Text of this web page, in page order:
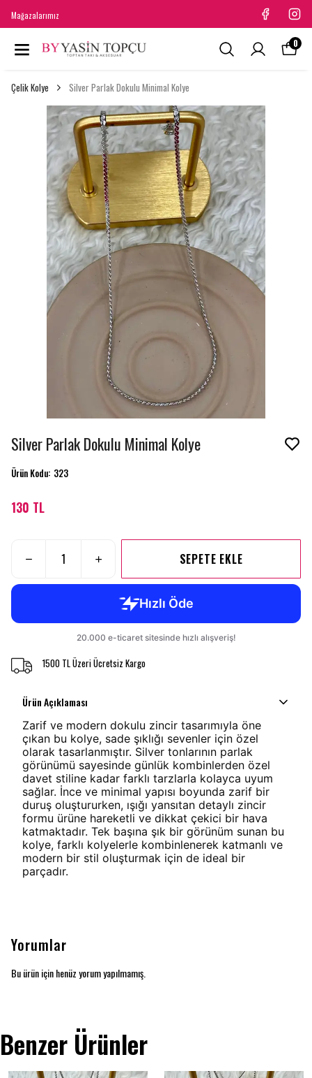
Mağazalarımız
0
Çelik Kolye Silver Parlak Dokulu Minimal Kolye
Silver Parlak Dokulu Minimal Kolye
Ürün Kodu: 323
130 TL
SEPETE EKLE
1500 TL Üzeri Ücretsiz Kargo
Ürün Açıklaması
Zarif ve modern dokulu zincir tasarımıyla öne
çıkan bu kolye, sade şıklığı sevenler için özel
olarak tasarlanmıştır. Silver tonlarının parlak
görünümü sayesinde günlük kombinlerden özel
davet stiline kadar farklı tarzlarla kolayca uyum
sağlar. İnce ve minimal yapısı boyunda zarif bir
duruş oluştururken, ışığı yansıtan detaylı zincir
formu ürüne hareketli ve dikkat çekici bir hava
katmaktadır. Tek başına şık bir görünüm sunan bu
kolye, farklı kolyelerle kombinlenerek katmanlı ve
modern bir stil oluşturmak için de ideal bir
parçadır.
Yorumlar
Bu ürün için henüz yorum yapılmamış.
Benzer Ürünler